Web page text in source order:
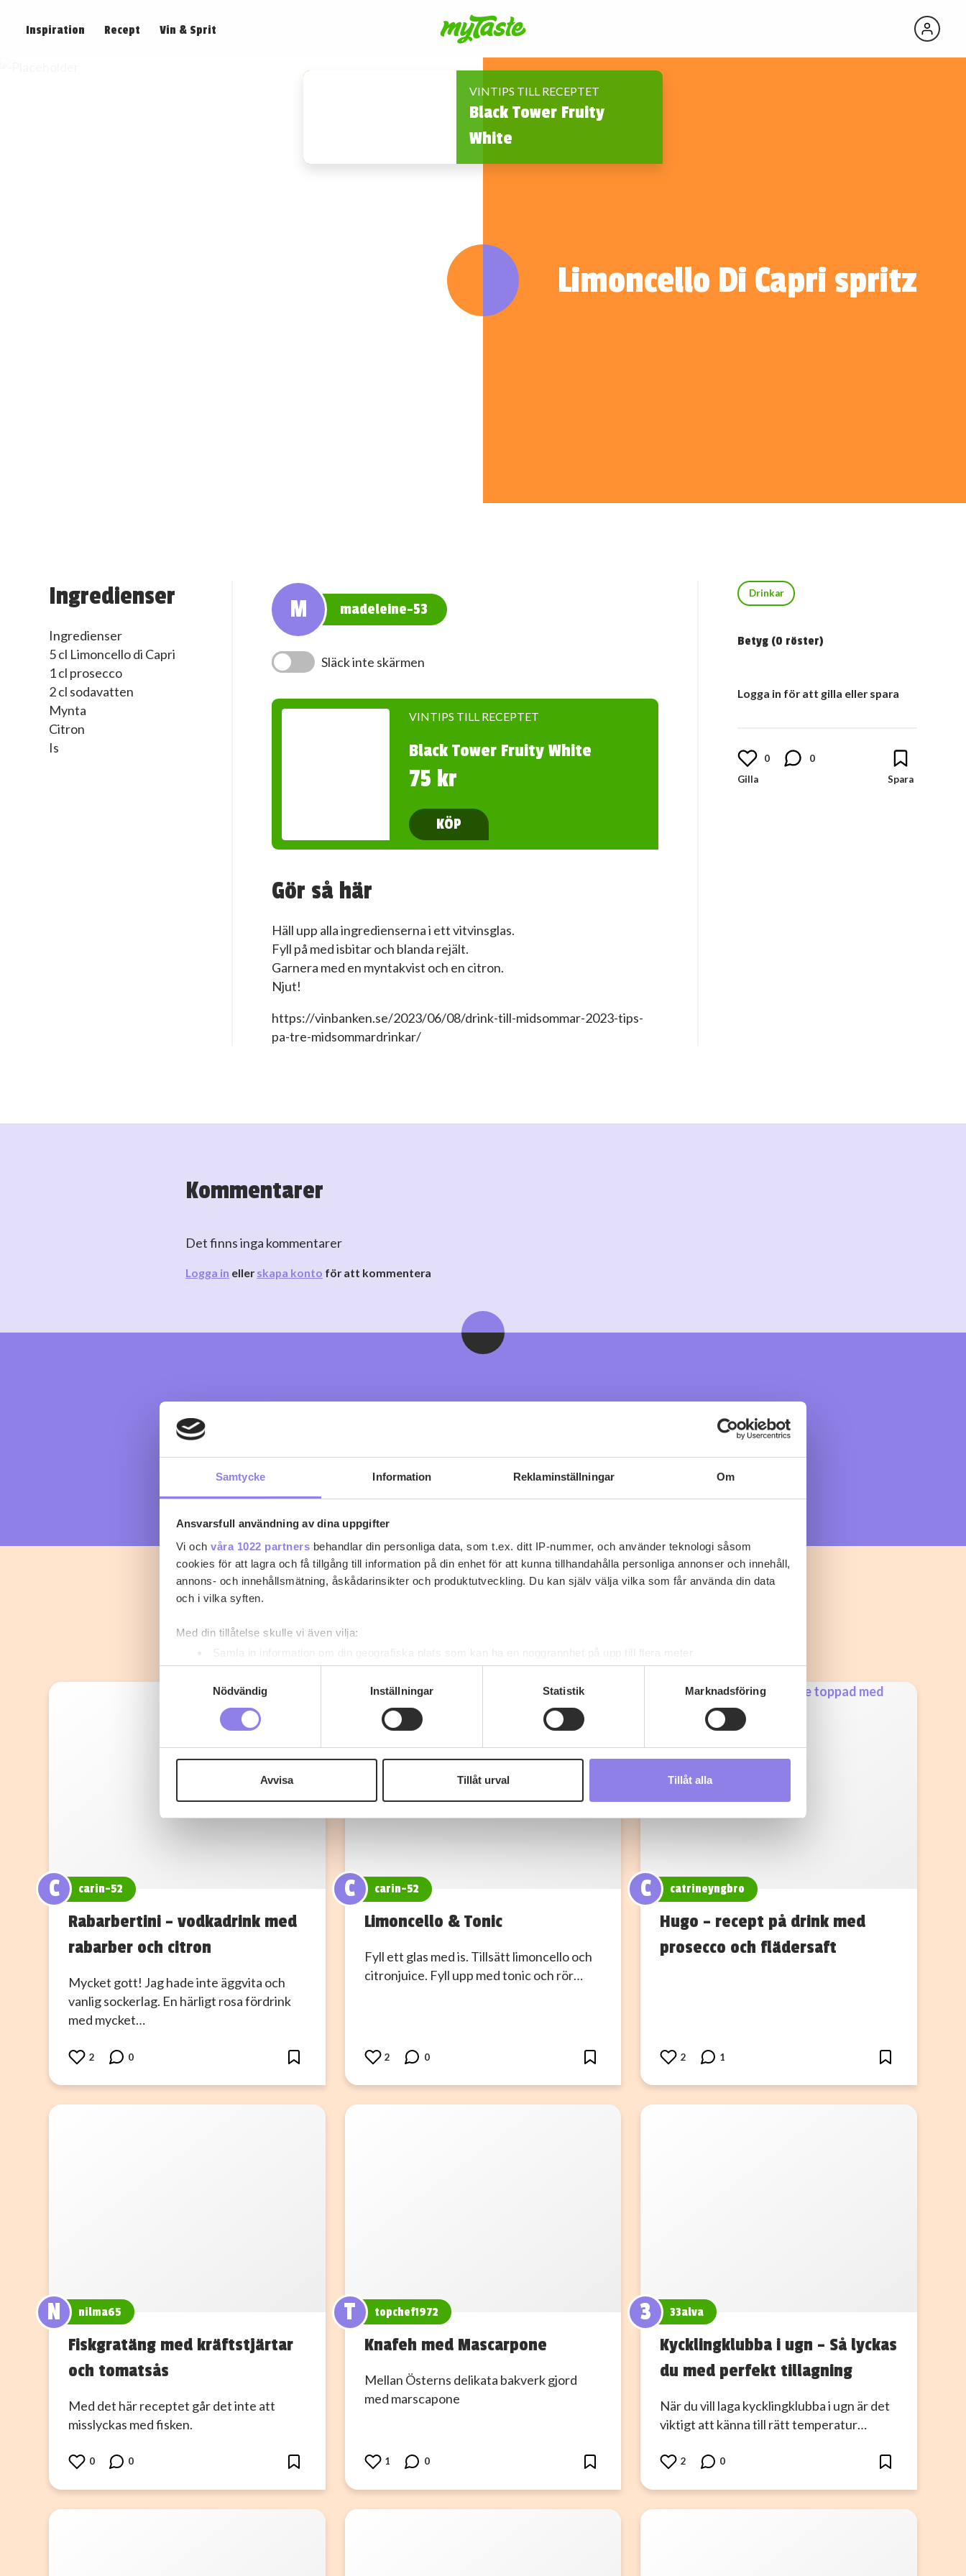
Samtycke Information Reklaminställningar Om
Ansvarsfull användning av dina uppgifter
Vi och våra 1022 partners behandlar din personliga data, som t.ex. ditt IP-nummer, och använder teknologi såsom
cookies för att lagra och få tillgång till information på din enhet för att kunna tillhandahålla personliga annonser och innehåll,
annons- och innehållsmätning, åskådarinsikter och produktutveckling. Du kan själv välja vilka som får använda din data
och i vilka syften.
Med din tillåtelse skulle vi även vilja:
Samla in information om din geografiska plats som kan ha en noggrannhet på upp till flera meter
Identifiera din enhet genom att aktivt skanna den för specifika kännetecken (fingeravtryck)
Ta reda på mer om hur dina personliga uppgifter behandlas och ställ in dina preferenser i
detaljsektionen. Du kan ändra
eller dra tillbaka ditt samtycke när som helst från cookie-förklaringen.
eller äldre. Genom att besöka webbplatsen intygar du att du är 25 år eller äldre.
Nödvändig
Inställningar Statistik Marknadsföring
Avvisa Tillåt urval Tillåt alla
Inspiration Recept Vin & Sprit
VINTIPS TILL RECEPTET
Black Tower Fruity
White
Limoncello Di Capri spritz
Ingredienser
Ingredienser
5 cl Limoncello di Capri
1 cl prosecco
2 cl sodavatten
Mynta
Citron
Is
M madeleine-53
Släck inte skärmen
VINTIPS TILL RECEPTET
Black Tower Fruity White
75 kr
KÖP
Gör så här
Häll upp alla ingredienserna i ett vitvinsglas.
Fyll på med isbitar och blanda rejält.
Garnera med en myntakvist och en citron.
Njut!
https://vinbanken.se/2023/06/08/drink-till-midsommar-2023-tips-
pa-tre-midsommardrinkar/
Drinkar
Betyg (0 röster)
Logga in för att gilla eller spara
0 0
Kommentarer
Det finns inga kommentarer
Logga in eller skapa konto för att kommentera
C carin-52
Rabarbertini – vodkadrink med
rabarber och citron
Mycket gott! Jag hade inte äggvita och
vanlig sockerlag. En härligt rosa fördrink
med mycket…
2 0
C carin-52
Limoncello & Tonic
Fyll ett glas med is. Tillsätt limoncello och
citronjuice. Fyll upp med tonic och rör…
2 0
C catrineyngbro
Hugo – recept på drink med
prosecco och flädersaft
2 1
N nilma65
Fiskgratäng med kräftstjärtar
och tomatsås
Med det här receptet går det inte att
misslyckas med fisken.
0 0
T topchef1972
Knafeh med Mascarpone
Mellan Österns delikata bakverk gjord
med marscapone
1 0
3 33alva
Kycklingklubba i ugn – Så lyckas
du med perfekt tillagning
När du vill laga kycklingklubba i ugn är det
viktigt att känna till rätt temperatur…
2 0